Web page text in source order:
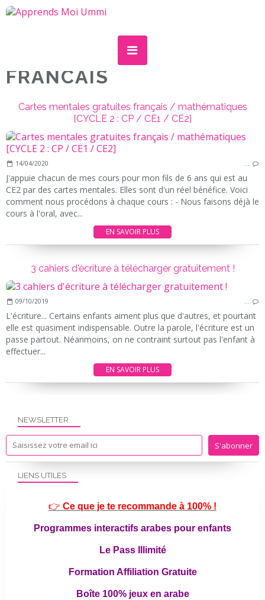
FRANCAIS
Cartes mentales gratuites français / mathématiques
[CYCLE 2 : CP / CE1 / CE2]
14/04/2020 …
J'appuie chacun de mes cours pour mon fils de 6 ans qui est au
CE2 par des cartes mentales. Elles sont d'un réel bénéfice. Voici
comment nous procédons à chaque cours : - Nous faisons déjà le
cours à l'oral, avec...
EN SAVOIR PLUS
3 cahiers d'écriture à télécharger gratuitement !
09/10/2019 …
L'écriture... Certains enfants aiment plus que d'autres, et pourtant
elle est quasiment indispensable. Outre la parole, l'écriture est un
passe partout. Néanmoins, on ne contraint surtout pas l'enfant à
effectuer...
EN SAVOIR PLUS
NEWSLETTER
LIENS UTILES
👉 Ce que je te recommande à 100% !
Programmes interactifs arabes pour enfants
Le Pass Illimité
Formation Affiliation Gratuite
Boîte 100% jeux en arabe